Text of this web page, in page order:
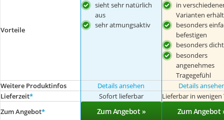
Vorteile
sieht sehr natürlich
aus
sehr atmungsaktiv
in
Varianten
besonders
befestigen
besonders dicht
besonders
angenehmes
Tragegefühl
Weitere Produktinfos
Details ansehen
Details
Lieferzeit* Sofort lieferbar
Lieferbar in wenigen
Zum Angebot* Zum Angebot » Zum Angebot